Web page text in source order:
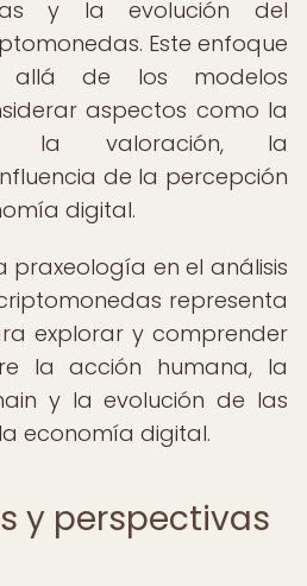
y la evolución del
Este enfoque
de los modelos
aspectos como la
la valoración, la
de la percepción
digital.
praxeología en el análisis
representa
explorar y comprender
la acción humana, la
y la evolución de las
economía digital.
y perspectivas